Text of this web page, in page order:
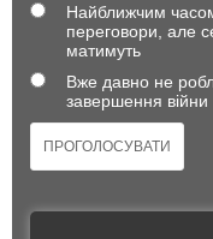
Найближчим
переговори, але
матимуть
Вже давно не
завершення війни